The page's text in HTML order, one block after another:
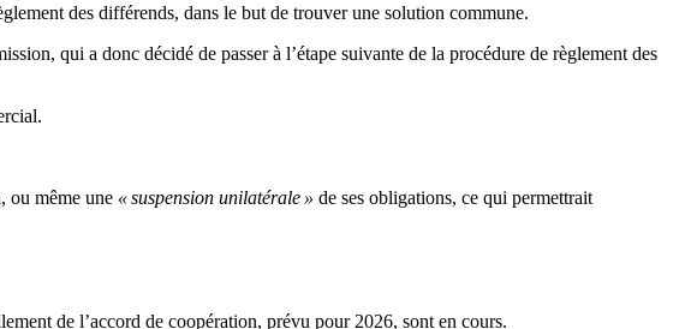
des différends, dans le but de trouver une solution commune.
qui a donc décidé de passer à l’étape suivante de la procédure de règlement des
ou même une « suspension unilatérale » de ses obligations, ce qui permettrait
de l’accord de coopération, prévu pour 2026, sont en cours.